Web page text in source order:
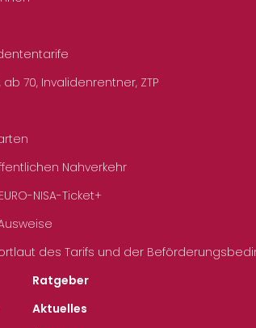
70, Invalidenrentner, ZTP
Nahverkehr
NISA-Ticket+
des Tarifs und der
Ratgeber
Aktuelles